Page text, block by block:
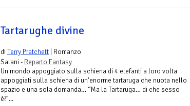
Tartarughe divine
diTerry Pratchett | Romanzo
Salani - Reparto Fantasy
Un mondo appoggiato sulla schiena di 4 elefanti a loro volta
appoggiati sulla schiena di un’enorme tartaruga che nuota nello
spazio e una sola domanda… “Ma la Tartaruga… di che sesso
è?”...